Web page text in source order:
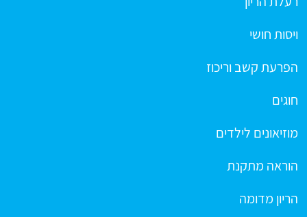
ויסות חושי
הפרעת קשב וריכוז
חוגים
מוזיאונים לילדים
הוראה מתקנת
הריון מדומה